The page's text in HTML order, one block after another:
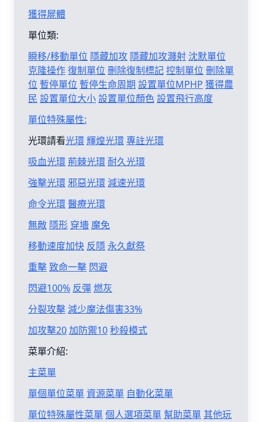
獲得屍體
單位類:
瞬移/移動單位 隱藏加攻 隱藏加攻濺射 沈默單位
克隆操作復制單位 刪除復制標記控制單位 刪除單
位 暫停單位 暫停生命周期 設置單位MPHP 獲得農
民 設置單位大小設置單位顏色設置飛行高度
單位特殊屬性:
光環請看光環輝煌光環專註光環
吸血光環荊棘光環耐久光環
強擊光環邪惡光環減速光環
命令光環醫療光環
無敵 隱形 穿墻 魔免
移動速度加快 反隱 永久獻祭
重擊致命一擊 閃避
閃避100% 反彈燃灰
分裂攻擊減少魔法傷害33%
加攻擊20加防禦10秒殺模式
菜單介紹:
主菜單
單個單位菜單 資源菜單 自動化菜單
單位特殊屬性菜單個人選項菜單 幫助菜單其他玩